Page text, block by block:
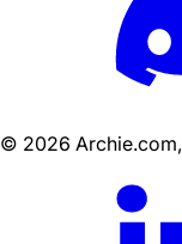
© 2026 Archie.com,